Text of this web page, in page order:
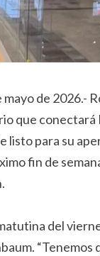
de 2026.-
que
para su
fin de
del